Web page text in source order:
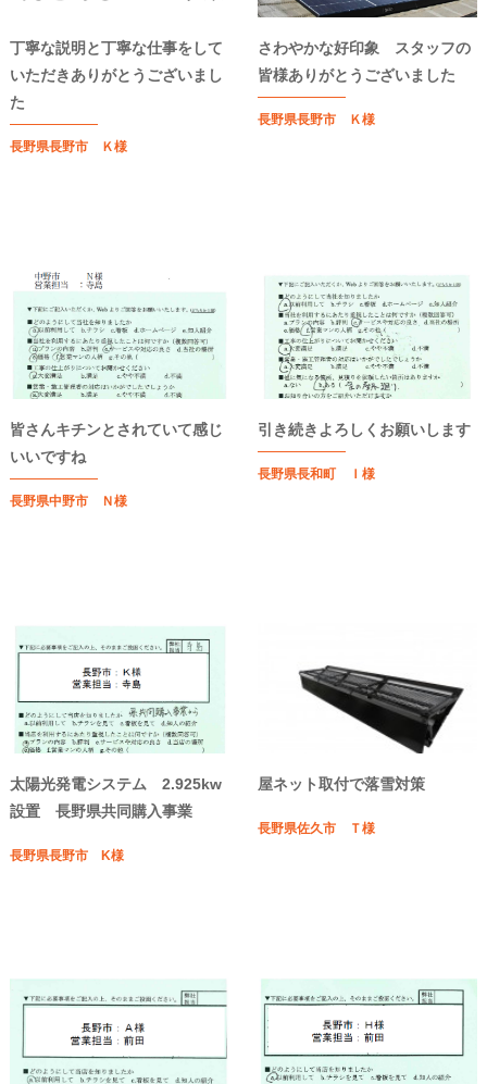
丁寧な説明と丁寧な仕事をして
いただきありがとうございまし
た
長野県長野市 Ｋ様
さわやかな好印象 スタッフの
皆様ありがとうございました
長野県長野市 Ｋ様
皆さんキチンとされていて感じ
いいですね
長野県中野市 Ｎ様
引き続きよろしくお願いします
長野県長和町 Ｉ様
太陽光発電システム 2.925kw
設置 長野県共同購入事業
長野県長野市 K様
屋ネット取付で落雪対策
長野県佐久市 Ｔ様